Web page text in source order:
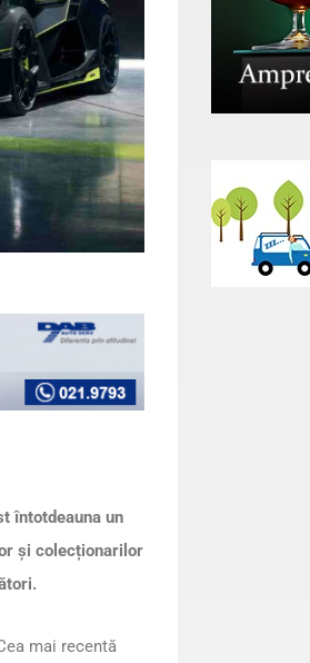
întotdeauna un
și colecționarilor
mai recentă